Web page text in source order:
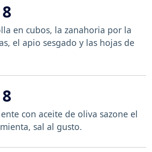
en cubos, la zanahoria por la
el apio sesgado y las hojas de
con aceite de oliva sazone el
sal al gusto.